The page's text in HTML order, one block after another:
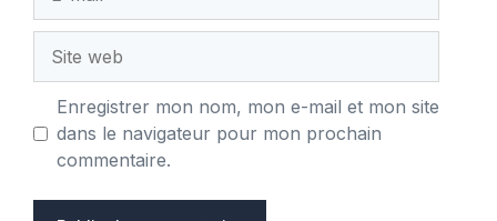
mail
web
Enregistrer mon nom, mon e-mail et mon site
dans le navigateur pour mon prochain
commentaire.